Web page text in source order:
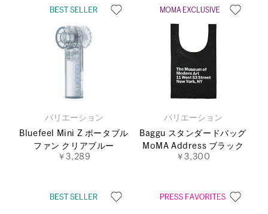
バリエーション
Bluefeel Mini Z ポータブル
ファン クリアブルー
￥3,289
バリエーション
Baggu スタンダードバッグ
MoMA Address ブラック
￥3,300